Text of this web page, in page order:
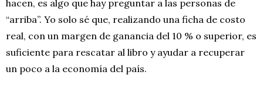
hacen, es algo que hay preguntar a las personas de
“arriba”. Yo solo sé que, realizando una ficha de costo
real, con un margen de ganancia del 10 % o superior, es
suficiente para rescatar al libro y ayudar a recuperar
un poco a la economía del país.